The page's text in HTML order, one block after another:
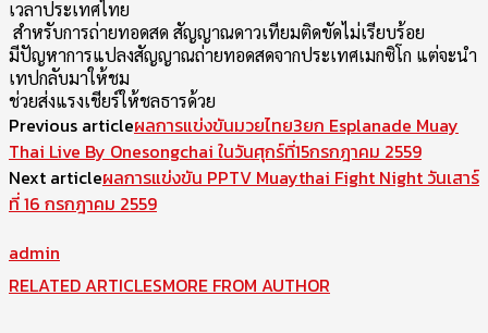
เวลาประเทศไทย
สำหรับการถ่ายทอดสด สัญญาณดาวเทียมติดขัดไม่เรียบร้อย
มีปัญหาการแปลงสัญญาณถ่ายทอดสดจากประเทศเมกซิโก แต่จะนำ
เทปกลับมาให้ชม
ช่วยส่งแรงเชียร์ให้ชลธารด้วย
Previous articleผลการแข่งขันมวยไทย3ยก Esplanade Muay
Thai Live By Onesongchai ในวันศุกร์ที่15กรกฎาคม 2559
Next articleผลการแข่งขัน PPTV Muaythai Fight Night วันเสาร์
ที่ 16 กรกฎาคม 2559
admin
RELATED ARTICLESMORE FROM AUTHOR